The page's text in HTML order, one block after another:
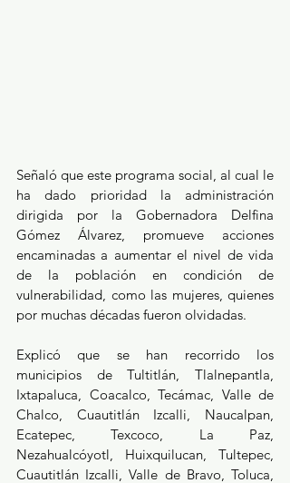
Señaló que este programa social, al cual le
ha dado prioridad la administración
dirigida por la Gobernadora Delfina
Gómez Álvarez, promueve acciones
encaminadas a aumentar el nivel de vida
de la población en condición de
vulnerabilidad, como las mujeres, quienes
por muchas décadas fueron olvidadas.
Explicó que se han recorrido los
municipios de Tultitlán, Tlalnepantla,
Ixtapaluca, Coacalco, Tecámac, Valle de
Chalco, Cuautitlán Izcalli, Naucalpan,
Ecatepec, Texcoco, La Paz,
Nezahualcóyotl, Huixquilucan, Tultepec,
Cuautitlán Izcalli, Valle de Bravo, Toluca,